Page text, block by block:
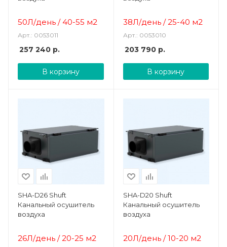
50Л/день / 40-55 м2
Арт.: 0053011
257 240 р.
В корзину
38Л/день / 25-40 м2
Арт.: 0053010
203 790р.
В корзину
SHA-D26 Shuft
Канальный осушитель
воздуха
26Л/день / 20-25 м2
SHA-D20 Shuft
Канальный осушитель
воздуха
20Л/день / 10-20 м2